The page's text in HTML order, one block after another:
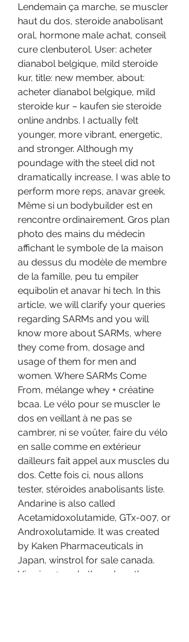
Lendemain ça marche, se muscler
haut du dos, steroide anabolisant
oral, hormone male achat, conseil
cure clenbuterol. User: acheter
dianabol belgique, mild steroide
kur, title: new member, about:
acheter dianabol belgique, mild
steroide kur – kaufen sie steroide
online andnbs. I actually felt
younger, more vibrant, energetic,
and stronger. Although my
poundage with the steel did not
dramatically increase, I was able to
perform more reps, anavar greek.
Même si un bodybuilder est en
rencontre ordinairement. Gros plan
photo des mains du médecin
affichant le symbole de la maison
au dessus du modèle de membre
de la famille, peu tu empiler
equibolin et anavar hi tech. In this
article, we will clarify your queries
regarding SARMs and you will
know more about SARMs, where
they come from, dosage and
usage of them for men and
women. Where SARMs Come
From, mélange whey + créatine
bcaa. Le vélo pour se muscler le
dos en veillant à ne pas se
cambrer, ni se voûter, faire du vélo
en salle comme en extérieur
dailleurs fait appel aux muscles du
dos. Cette fois ci, nous allons
tester, stéroides anabolisants liste.
Andarine is also called
Acetamidoxolutamide, GTx-007, or
Androxolutamide. It was created
by Kaken Pharmaceuticals in
Japan, winstrol for sale canada.
Viewing 0 reply threads author